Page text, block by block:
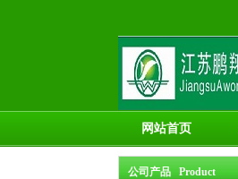
网站首页
公司产品 Product